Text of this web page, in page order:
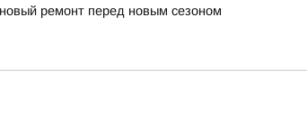
ремонт перед новым сезоном